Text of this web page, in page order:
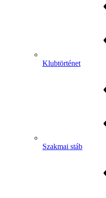
Klubtörténet
Szakmai stáb